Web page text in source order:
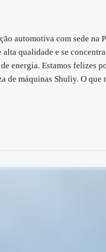
automotiva com sede na
qualidade e se
energia. Estamos felizes
de máquinas Shuliy. O que